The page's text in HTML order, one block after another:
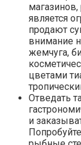
является
продают
внимание
жемчуга,
цветами
Отведать
и